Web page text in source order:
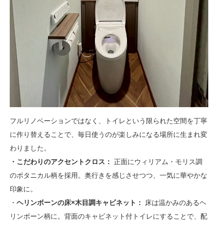
フルリノベーションではなく、トイレという限られた空間を丁寧
に作り替えることで、毎日使うのが楽しみになる場所に生まれ変
わりました。
・こだわりのアクセントクロス： 正面にウィリアム・モリス調
のボタニカル柄を採用。奥行きを感じさせつつ、一気に華やかな
印象に。
・ ヘリンボーンの床×木目調キャビネット：
床は温かみのあるヘ
リンボーン柄に。背面のキャビネット付トイレにすることで、配